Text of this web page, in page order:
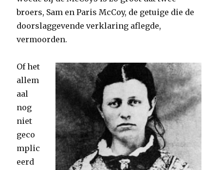
broers, Sam en Paris McCoy, de getuige die de
doorslaggevende verklaring aflegde,
vermoorden.
Of het
allem
aal
nog
niet
geco
mplic
eerd